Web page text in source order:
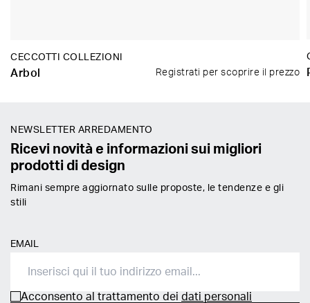
CECCOTTI COLLEZIONI
Arbol Registrati per scoprire il prezzo
NEWSLETTER ARREDAMENTO
Ricevi novità e informazioni sui migliori
prodotti di design
Rimani sempre aggiornato sulle proposte, le tendenze e gli
stili
EMAIL
Acconsento al trattamento dei dati personali